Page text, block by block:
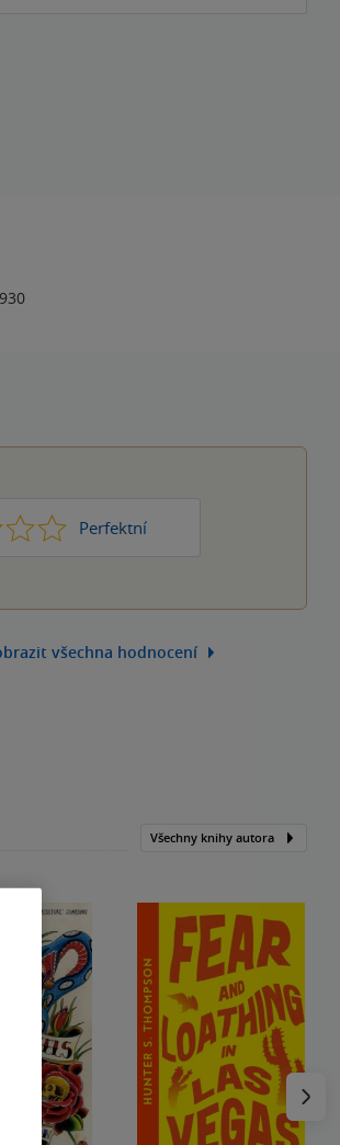
Perfektní
všechna hodnocení
Všechny knihy autora